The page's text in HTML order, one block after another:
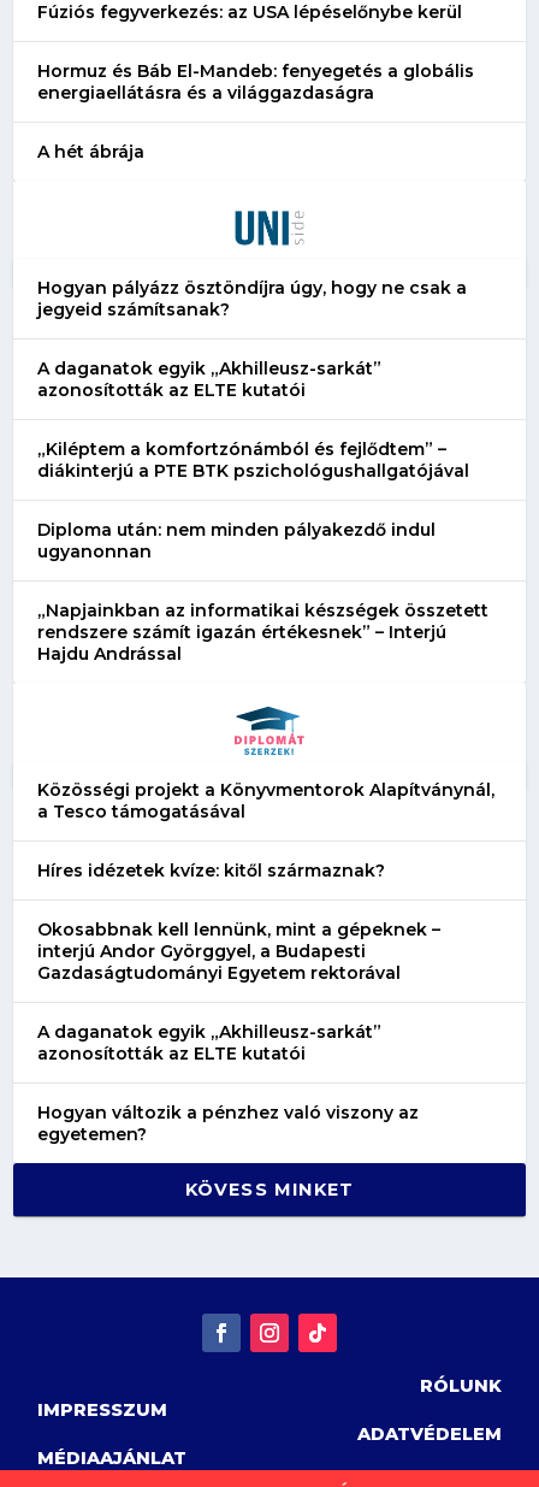
Fúziós fegyverkezés: az USA lépéselőnybe kerül
Hormuz és Báb El-Mandeb: fenyegetés a globális
energiaellátásra és a világgazdaságra
A hét ábrája
Hogyan pályázz ösztöndíjra úgy, hogy ne csak a
jegyeid számítsanak?
A daganatok egyik „Akhilleusz-sarkát”
azonosították az ELTE kutatói
„Kiléptem a komfortzónámból és fejlődtem” –
diákinterjú a PTE BTK pszichológushallgatójával
Diploma után: nem minden pályakezdő indul
ugyanonnan
„Napjainkban az informatikai készségek összetett
rendszere számít igazán értékesnek” – Interjú
Hajdu Andrással
Közösségi projekt a Könyvmentorok Alapítványnál,
a Tesco támogatásával
Híres idézetek kvíze: kitől származnak?
Okosabbnak kell lennünk, mint a gépeknek –
interjú Andor Györggyel, a Budapesti
Gazdaságtudományi Egyetem rektorával
A daganatok egyik „Akhilleusz-sarkát”
azonosították az ELTE kutatói
Hogyan változik a pénzhez való viszony az
egyetemen?
KÖVESS MINKET
RÓLUNK
IMPRESSZUM
ADATVÉDELEM
MÉDIAAJÁNLAT